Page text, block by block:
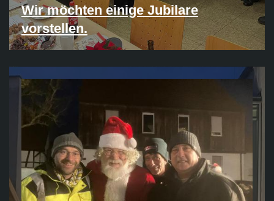
Wir möchten einige Jubilare
vorstellen.